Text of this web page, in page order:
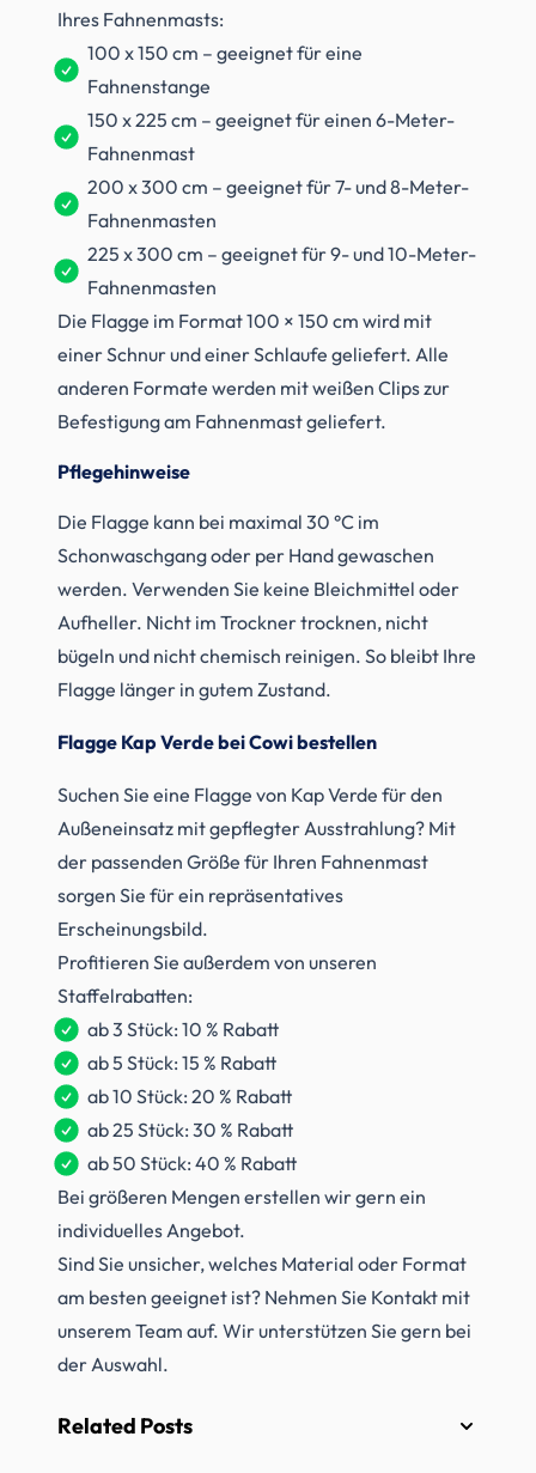
Ihres Fahnenmasts:
100 x 150 cm – geeignet für eine
Fahnenstange
150 x 225 cm – geeignet für einen 6-Meter-
Fahnenmast
200 x 300 cm – geeignet für 7- und 8-Meter-
Fahnenmasten
225 x 300 cm – geeignet für 9- und 10-Meter-
Fahnenmasten
Die Flagge im Format 100 × 150 cm wird mit
einer Schnur und einer Schlaufe geliefert. Alle
anderen Formate werden mit weißen Clips zur
Befestigung am Fahnenmast geliefert.
Pflegehinweise
Die Flagge kann bei maximal 30 °C im
Schonwaschgang oder per Hand gewaschen
werden. Verwenden Sie keine Bleichmittel oder
Aufheller. Nicht im Trockner trocknen, nicht
bügeln und nicht chemisch reinigen. So bleibt Ihre
Flagge länger in gutem Zustand.
Flagge Kap Verde bei Cowi bestellen
Suchen Sie eine Flagge von Kap Verde für den
Außeneinsatz mit gepflegter Ausstrahlung? Mit
der passenden Größe für Ihren Fahnenmast
sorgen Sie für ein repräsentatives
Erscheinungsbild.
Profitieren Sie außerdem von unseren
Staffelrabatten:
ab 3 Stück: 10 % Rabatt
ab 5 Stück: 15 % Rabatt
ab 10 Stück: 20 % Rabatt
ab 25 Stück: 30 % Rabatt
ab 50 Stück: 40 % Rabatt
Bei größeren Mengen erstellen wir gern ein
individuelles Angebot.
Sind Sie unsicher, welches Material oder Format
am besten geeignet ist? Nehmen Sie Kontakt mit
unserem Team auf. Wir unterstützen Sie gern bei
der Auswahl.
Related Posts